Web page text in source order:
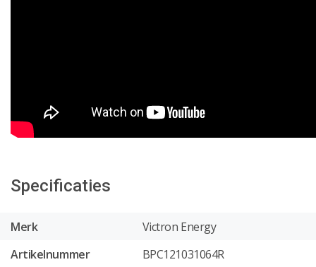
Specificaties
Merk
Victron Energy
Artikelnummer
BPC121031064R